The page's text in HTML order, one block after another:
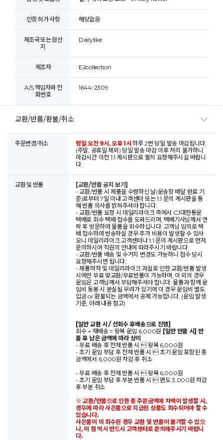
인증.허가 사항 해당없음
제조국 또는 원산
지
Dailylike
제조자 E2collection
A/S 책임자와 전
화번호
1644-2309
교환/반품/환불/취소
주문변경/취소 평일 오전 9시, 오후 1시하루 2번 당일 발송 마감됩니다.
(주말, 공휴일 제외) 당일 발송 마감 이후 처리 불가하니
마감시간 이전 1:1 게시판으로 필히 요청해주시길 바랍니
다.
교환 및 반품
[교환/반품 공지 보기]
- 교환/반품 시 제품을 수령하신 날(운송장 배달 완료 기
준)로부터 7일 이내 고객센터 또는 1:1 문의 게시판을 통
해 반품 의사를 밝혀주셔야 합니다.
- 교환/반품 요청 시 데일리라이크 측에서 CJ대한통운
택배로 회수 택배 접수를 도와드리며, 택배기사님께서 연
락 후 방문하여 물품을 회수하십니다. 고객님 임의로 택
배 접수하여 반송하실 경우 추가 비용이 발생할 수 있사
오니 데일리라이크 고객센터나 1:1 문의 게시판으로 먼저
문의하시어 직원의 안내에 따라주시기 바랍니다.
- 교환/반품 배송 및 수거지 변경도 가능하니 접수 당시
요청해주시면 됩니다.
- 제품하자 및 데일리라이크 과실로 인한 교환/반품 발생
시에만 무료 맞교환/무료반품이 가능하며, 이 외의 경우
운임은 고객님께서 부담해주셔야 합니다. 물품과 함께 운
임비 동봉 시 분실될 우려가 있기에 이 경우 운임비 별도
입금 or 환불되는 금액에서 공제 가능합니다. (운임 발생
기준, 아래 내용 참고)
[일반 교환 시 / 선회수 후배송으로 진행]
회수 + 재배송 = 왕복 운임 6,000원 [일반 반품 시] 반
품 후 남은 금액에 따라 상이
- 무료 배송 후 전체 반품 시  왕복 6,000원
- 초기 운임 부담 후 전체 반품 시  초기 운임 포함된 총
금액에서 6,000원 차감 후 취소
- 무료 배송 후 전체 반품 시  왕복 6,000원
- 초기 운임 부담 후 부분 반품 시  편도 3,000원 차감
후 부분 취소
※ 교환/반품으로 인한 총 주문금액에 차액이 발생할 시,
경우에 따라 사은품으로 지급된 상품도 회수되어야 할 수
있습니다.
사은품이 미 회수된 경우 교환 및 반품이 불가할 수 있으
니, 이 점 역시 반드시 고객센터로 문의해주시기 바랍니
다.